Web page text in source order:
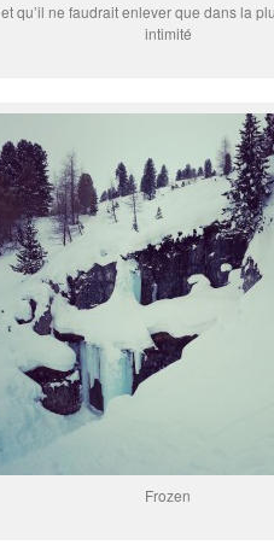
et qu’il ne faudrait enlever que dans la
intimité
Frozen